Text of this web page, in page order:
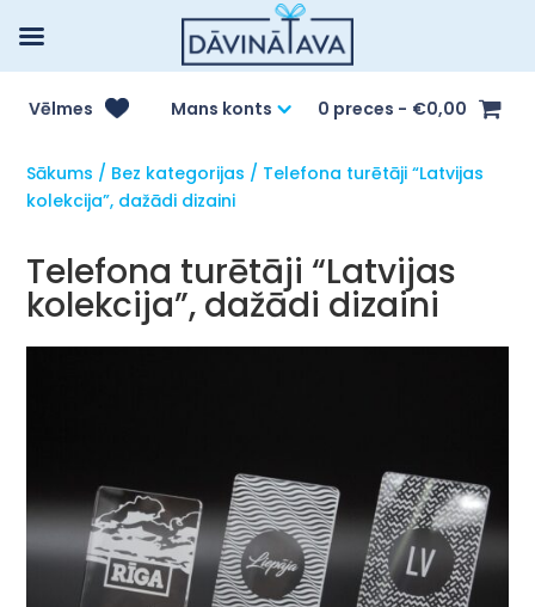
Vēlmes Mans konts 0 preces €0,00
Sākums / Bez kategorijas / Telefona turētāji “Latvijas
kolekcija”, dažādi dizaini
Telefona turētāji “Latvijas
kolekcija”, dažādi dizaini